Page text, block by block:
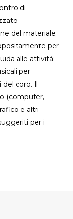
di
del materiale;
per
alle attività;
per
del coro. Il
(computer,
e altri
per i